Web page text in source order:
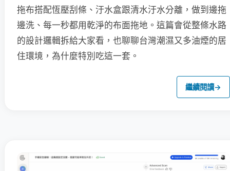
拖布搭配恆壓刮條、汙水盒跟清水汙水分離，做到邊拖
邊洗、每一秒都用乾淨的布面拖地。這篇會從整條水路
的設計邏輯拆給大家看，也聊聊台灣潮濕又多油煙的居
住環境，為什麼特別吃這一套。
繼續閱讀→